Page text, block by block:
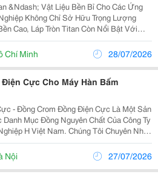
&Ndash; Vật Liệu Bền Bỉ Cho Các Ứng
Trọng Lượng
Cao, Láp Tròn Titan Còn Nổi Bật Với
Ăn Mòn Tốt, Phù Hợp Với Nhiều Môi
Trường Làm Việc Khắc Nghiệt. Láp Tròn Titan Được...
Chí Minh 28/07/2026
Cực Cho Máy Hàn Bấm
Đồng Điện Cực Là Một Sản
Danh Mục Đồng Nguyên Chất Của Công Ty
H Việt Nam. Chúng Tôi Chuyên Nhập
Các Loại Đồng Điện Cực Chất Lượng Cao
Cực Crom (Cu-Cr) Và Đồng Điện Cực...
Nội 27/07/2026